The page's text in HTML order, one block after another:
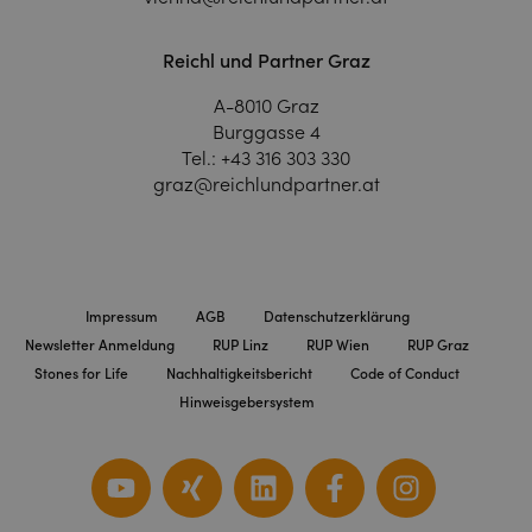
Reichl und Partner Graz
A-8010 Graz
Burggasse 4
Tel.: +43 316 303 330
graz@reichlundpartner.at
Impressum AGB
Datenschutzerklärung
Newsletter Anmeldung
RUP Linz RUP Wien
RUP Graz
Stones for Life
Nachhaltigkeitsbericht
Code of Conduct
Hinweisgebersystem